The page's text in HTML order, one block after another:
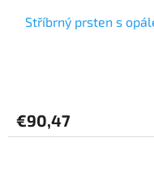
Stříbrný prsten s
€90,47